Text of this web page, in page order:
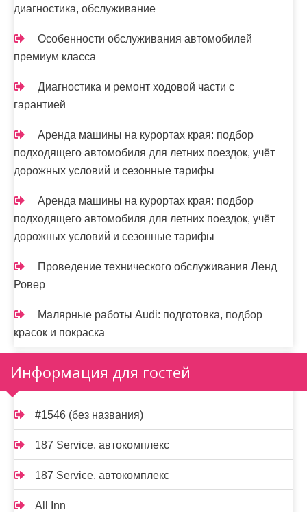
диагностика, обслуживание
Особенности обслуживания автомобилей
премиум класса
Диагностика и ремонт ходовой части с
гарантией
Аренда машины на курортах края: подбор
подходящего автомобиля для летних поездок, учёт
дорожных условий и сезонные тарифы
Аренда машины на курортах края: подбор
подходящего автомобиля для летних поездок, учёт
дорожных условий и сезонные тарифы
Проведение технического обслуживания Ленд
Ровер
Малярные работы Audi: подготовка, подбор
красок и покраска
Информация для гостей
#1546 (без названия)
187 Service, автокомплекс
187 Service, автокомплекс
All Inn